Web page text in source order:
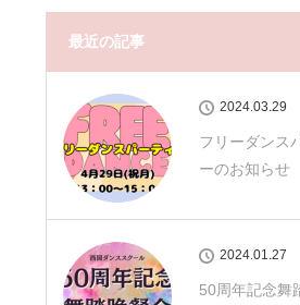
最近の記事
2024.03.29
フリーダンス
ーのお知らせ
2024.01.27
50周年記念舞